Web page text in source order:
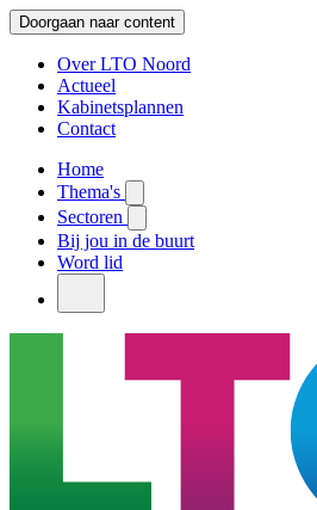
Doorgaan naar content
Over LTO Noord
Actueel
Kabinetsplannen
Contact
Home
Thema's
Sectoren
Bij jou in de buurt
Word lid